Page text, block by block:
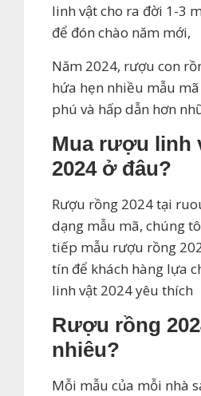
linh vật cho ra đời 1-3
để đón chào năm mới,
Năm 2024, rượu con
hứa hẹn nhiều mẫu
phú và hấp dẫn hơn
Mua rượu linh
2024 ở đâu?
Rượu rồng 2024 tại
dạng mẫu mã, chúng
tiếp mẫu rượu rồng
tín để khách hàng lựa
linh vật 2024 yêu thích
Rượu rồng
nhiêu?
Mỗi mẫu của mỗi nhà